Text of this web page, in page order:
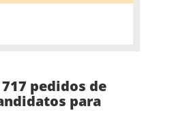
pedidos de
para